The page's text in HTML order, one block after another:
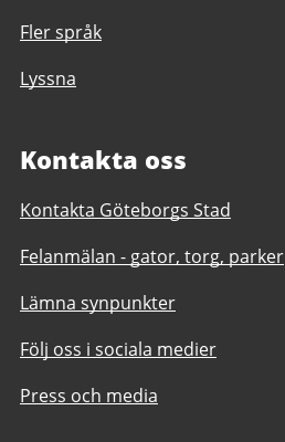
Fler språk
Lyssna
Kontakta oss
Kontakta Göteborgs Stad
Felanmälan - gator, torg, parker
Lämna synpunkter
Följ oss i sociala medier
Press och media